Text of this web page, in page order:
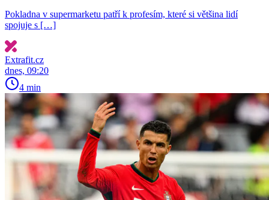
Pokladna v supermarketu patří k profesím, které si většina lidí
spojuje s […]
Extrafit.cz
dnes, 09:20
4 min